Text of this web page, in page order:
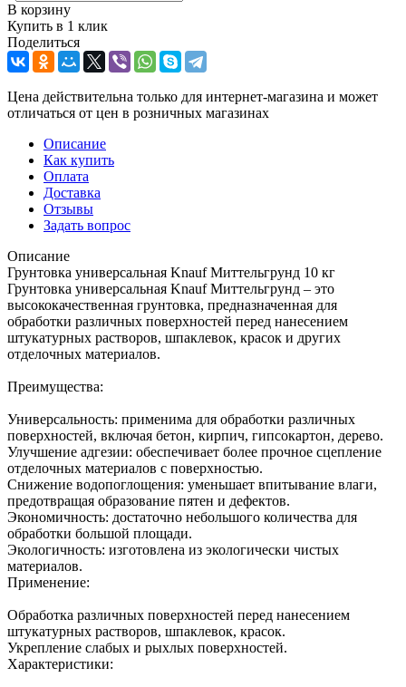
В корзину
Купить в 1 клик
Поделиться
Цена действительна только для интернет-магазина и может
отличаться от цен в розничных магазинах
Описание
Как купить
Оплата
Доставка
Отзывы
Задать вопрос
Описание
Грунтовка универсальная Knauf Миттельгрунд 10 кг
Грунтовка универсальная Knauf Миттельгрунд – это
высококачественная грунтовка, предназначенная для
обработки различных поверхностей перед нанесением
штукатурных растворов, шпаклевок, красок и других
отделочных материалов.
Преимущества:
Универсальность: применима для обработки различных
поверхностей, включая бетон, кирпич, гипсокартон, дерево.
Улучшение адгезии: обеспечивает более прочное сцепление
отделочных материалов с поверхностью.
Снижение водопоглощения: уменьшает впитывание влаги,
предотвращая образование пятен и дефектов.
Экономичность: достаточно небольшого количества для
обработки большой площади.
Экологичность: изготовлена из экологически чистых
материалов.
Применение:
Обработка различных поверхностей перед нанесением
штукатурных растворов, шпаклевок, красок.
Укрепление слабых и рыхлых поверхностей.
Характеристики: